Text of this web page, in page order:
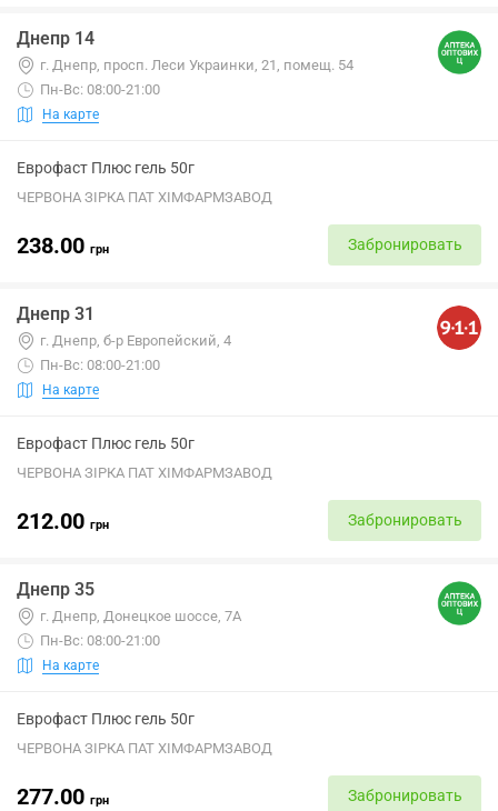
Днепр 14
г. Днепр, просп. Леси Украинки, 21, помещ. 54
Пн-Вс: 08:00-21:00
На карте
Еврофаст Плюс гель 50г
ЧЕРВОНА ЗІРКА ПАТ ХІМФАРМЗАВОД
238.00 грн Забронировать
Днепр 31
г. Днепр, б-р Европейский, 4
Пн-Вс: 08:00-21:00
На карте
Еврофаст Плюс гель 50г
ЧЕРВОНА ЗІРКА ПАТ ХІМФАРМЗАВОД
212.00 грн Забронировать
Днепр 35
г. Днепр, Донецкое шоссе, 7А
Пн-Вс: 08:00-21:00
На карте
Еврофаст Плюс гель 50г
ЧЕРВОНА ЗІРКА ПАТ ХІМФАРМЗАВОД
277.00 грн Забронировать